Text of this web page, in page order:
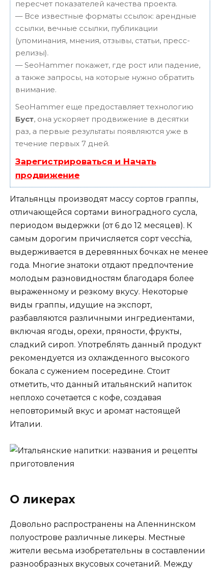
пересчет показателей качества проекта.
— Все известные форматы ссылок: арендные
ссылки, вечные ссылки, публикации
(упоминания, мнения, отзывы, статьи, пресс-
релизы).
— SeoHammer покажет, где рост или падение,
а также запросы, на которые нужно обратить
внимание.
SeoHammer еще предоставляет технологию
Буст, она ускоряет продвижение в десятки
раз, а первые результаты появляются уже в
течение первых 7 дней.
Зарегистрироваться и Начать
продвижение
Итальянцы производят массу сортов граппы,
отличающейся сортами виноградного сусла,
периодом выдержки (от 6 до 12 месяцев). К
самым дорогим причисляется сорт vecchia,
выдерживается в деревянных бочках не менее
года. Многие знатоки отдают предпочтение
молодым разновидностям благодаря более
выраженному и резкому вкусу. Некоторые
виды граппы, идущие на экспорт,
разбавляются различными ингредиентами,
включая ягоды, орехи, пряности, фрукты,
сладкий сироп. Употреблять данный продукт
рекомендуется из охлажденного высокого
бокала с сужением посередине. Стоит
отметить, что данный итальянский напиток
неплохо сочетается с кофе, создавая
неповторимый вкус и аромат настоящей
Италии.
О ликерах
Довольно распространены на Апеннинском
полуострове различные ликеры. Местные
жители весьма изобретательны в составлении
разнообразных вкусовых сочетаний. Между